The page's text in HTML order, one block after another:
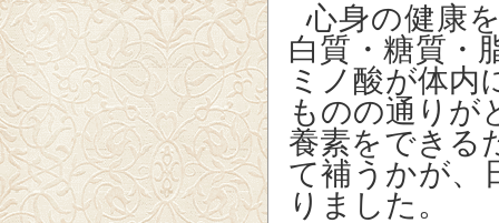
心身の健康
白質・糖質・
ミノ酸が体内
ものの通りが
養素をできる
て補うかが、
りました。